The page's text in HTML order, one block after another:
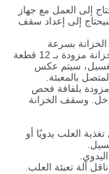
إلى العمل مع جهاز
إلى إعداد سقف
درجة وتمرير الخزانة بسرعة
بالجاذبية عندما يكون فم العلبة مواجهًا للأرض. الخزانة مزودة بـ 12 قطعة
سيتم عكس
مزودة بلفافة فحص
وسقف الخزانة
العلب يدويًا أو